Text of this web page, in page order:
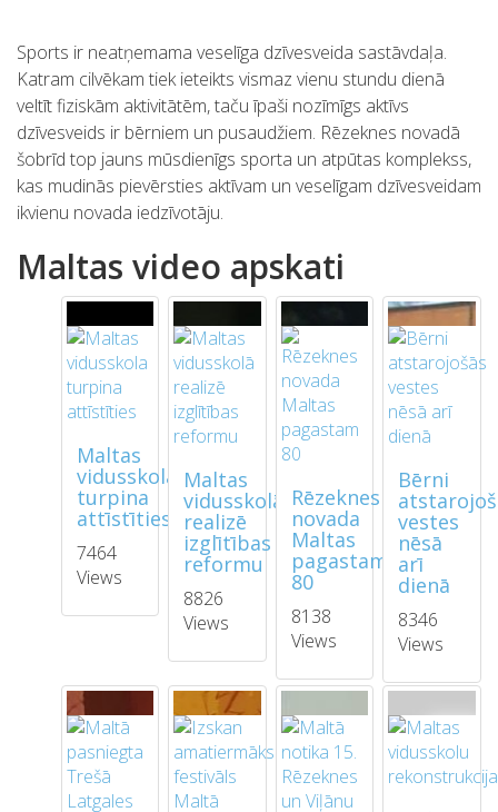
Sports ir neatņemama veselīga dzīvesveida sastāvdaļa.
Katram cilvēkam tiek ieteikts vismaz vienu stundu dienā
veltīt fiziskām aktivitātēm, taču īpaši nozīmīgs aktīvs
dzīvesveids ir bērniem un pusaudžiem. Rēzeknes novadā
šobrīd top jauns mūsdienīgs sporta un atpūtas komplekss,
kas mudinās pievērsties aktīvam un veselīgam dzīvesveidam
ikvienu novada iedzīvotāju.
Maltas video apskati
Maltas
vidusskola
turpina
attīstīties
7464
Views
Maltas
vidusskolā
realizē
izglītības
reformu
8826
Views
Rēzeknes
novada
Maltas
pagastam
80
8138
Views
Bērni
vestes
nēsā
arī
dienā
8346
Views